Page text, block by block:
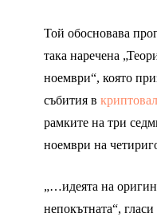
Той обосновава
така наречена
ноември“, която
събития в
рамките на три
ноември на
„…идеята на
непокътната“,